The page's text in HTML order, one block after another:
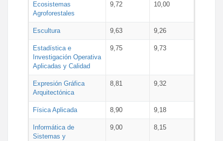
Ecosistemas
Agroforestales
9,72 10,00
Escultura 9,63 9,26
Estadística e
Investigación Operativa
Aplicadas y Calidad
9,75 9,73
Expresión Gráfica
Arquitectónica
8,81 9,32
Física Aplicada 8,90 9,18
Informática de
Sistemas y
9,00 8,15